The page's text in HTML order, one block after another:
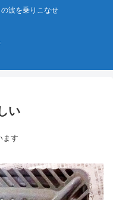
波を乗りこなせ
い
ます